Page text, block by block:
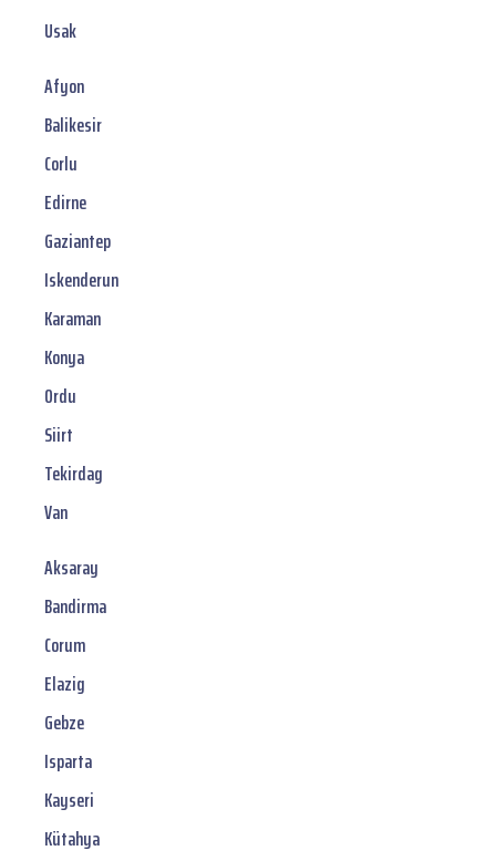
Usak
Afyon
Balikesir
Corlu
Edirne
Gaziantep
Iskenderun
Karaman
Konya
Ordu
Siirt
Tekirdag
Van
Aksaray
Bandirma
Corum
Elazig
Gebze
Isparta
Kayseri
Kütahya